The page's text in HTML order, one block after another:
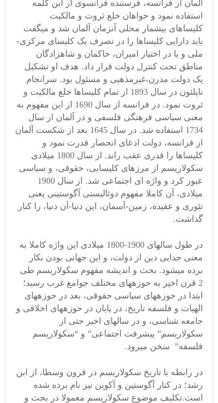
آلمان از فرانسه، فرستنده فرانسوی از این کلمه
استفاده نمود و خواهان خلع ثروت و مالکیت
کلیساهای بیشمار محلی آنزمان آلمان شد و میگفت
باید دارایی کلیساها را در تصرف یک کلیسای مرکزی-
ملی و یا در اختیار امیران، حاکمان و شاهزادگان
مناطق تحت کنترل دولت قرار داد. هدف او تشکیل
یک دولت مدرن،غیرمذهبی و مسئول بود. سرانجام
ناپلئون در سال 1893 از تمام کلیساها خلع مالکیت و
ثروت نمود. در فرانسه از سال 1690 از این مفهوم به
معنی سیاسی فرهنگی فلسفی و در آلمان از سال
1734 استفاده شد. در سال 1645 بعد از شکست آلمان
از فزانسه، دولت ادعای انحصار قدرت نمود و
کلیساها را قدری عقب راند. از سال 1800 میلادی
سکولاریسم از مرزهای کلیسایی، حقوقی، و سیاسی
عبور کرد و واژه ای اجتماعی شد. از سال 1900
میلادی، آن کاملا مفهوم دوئالیستی آگوستینی یعنی
تئوری و عقیده، زمین-آسمان، این دنیا-آن دنیا، را کنار
گذاشت.
در طول سالهای 1900-1800 میلادی این واژه کاملا به
معنی جدایی دین از دولت، و این جهانی بودن بکار
برده میشود. بحث و اندیشه مفهوم سکولاریسم طی
2 قرن اخیر به حوزههای مختلف جوامع غرب رسید؛
ابتدا در حوزههای سیاسی حقوقی، بعد در حوزههای
الهیات و فلسفه تاریخ، در پایان در حوزههای اخلاقی و
جامعه شناسی، و در سالهای اخیر حتی از
سکولاریسم” پیشرفت اجتماعی” و “سکولاریسم
فلسفه” سخن میرود.
در رابطه با تاریخ سکولاریسم در قرون وسطا، از ابن
رشد؛ در کنار آگوستین و آکوین نیز نام برده شده
است.تکلیف موضوع سکولاریسم معمولا در بحث و